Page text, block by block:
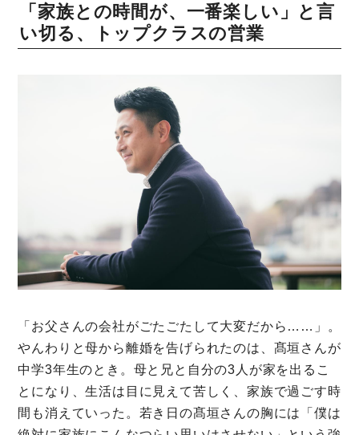
根ほり花ほり10アンケート
運営会社
プライバシーポリシー
「家族との時間が、一番楽しい」と言
い切る、トップクラスの営業
「お父さんの会社がごたごたして大変だから……」。
やんわりと母から離婚を告げられたのは、髙垣さんが
中学3年生のとき。母と兄と自分の3人が家を出るこ
とになり、生活は目に見えて苦しく、家族で過ごす時
間も消えていった。若き日の髙垣さんの胸には「僕は